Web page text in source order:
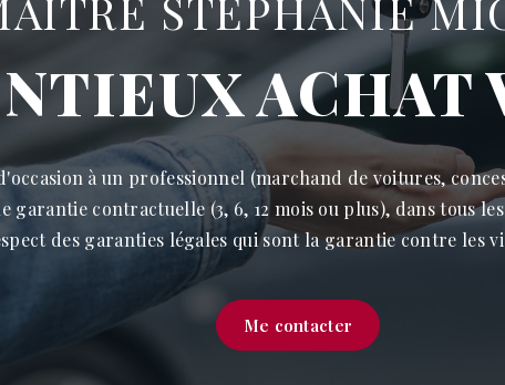
ACHAT
à un professionnel (marchand de voitures,
garantie contractuelle (3, 6, 12 mois ou plus), dans tous
des garanties légales qui sont la garantie contre les
Me contacter